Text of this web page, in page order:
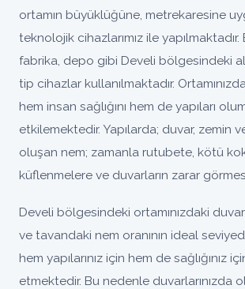
ortamın büyüklüğüne, metrekaresine
teknolojik cihazlarımız ile yapılmaktadır.
fabrika, depo gibi Develi bölgesindeki
tip cihazlar kullanılmaktadır.
hem insan sağlığını hem de yapıları
etkilemektedir. Yapılarda; duvar, zemin
oluşan nem; zamanla rutubete, kötü
küflenmelere ve duvarların zarar
Develi bölgesindeki ortamınızdaki
ve tavandaki nem oranının ideal
hem yapılarınız için hem de sağlığınız
etmektedir. Bu nedenle duvarlarınızda